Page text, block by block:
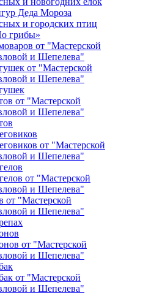
Деда Мороза
и городских птиц
грибы»
от "Мастерской
и Шепелева"
от "Мастерской
и Шепелева"
от "Мастерской
и Шепелева"
от "Мастерской
и Шепелева"
от "Мастерской
и Шепелева"
от "Мастерской
и Шепелева"
от "Мастерской
и Шепелева"
от "Мастерской
и Шепелева"